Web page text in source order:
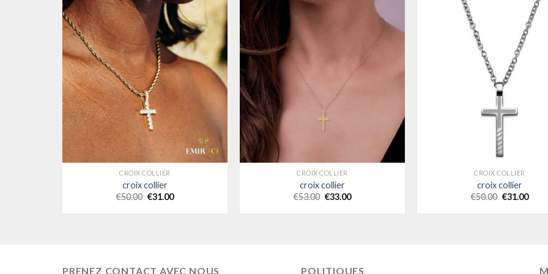
CROIX COLLIER
croix collier
€50.00 €31.00
CROIX COLLIER
croix collier
€53.00 €33.00
CROIX COLLIER
croix collier
€50.00 €31.00
PRENEZ CONTACT AVEC NOUS POLITIQUES